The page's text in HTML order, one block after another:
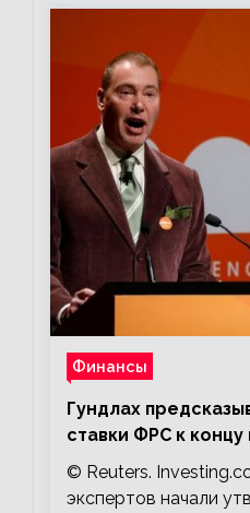
Финансы
Гундлах
ставки ФРС к концу
© Reuters.
экспертов начали